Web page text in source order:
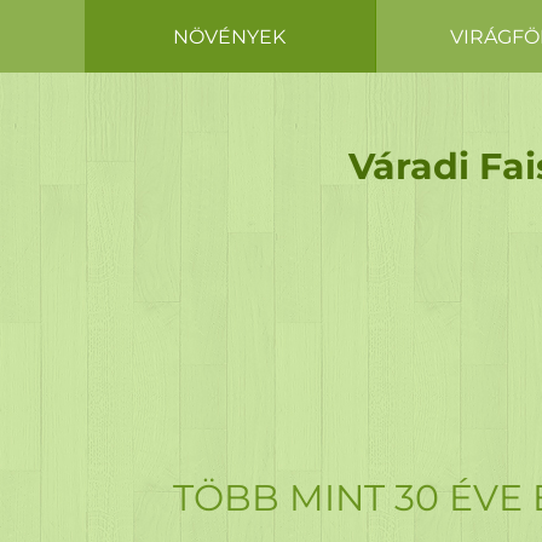
NÖVÉNYEK
Váradi
TÖBB MINT 30 ÉVE
Váradi
SZÉLES
Váradi
KÖNNYŰ
Váradi
TÁPANYAG